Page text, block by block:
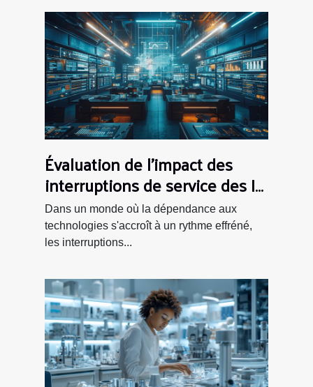
Évaluation de l'impact des
interruptions de service des IA
sur la productivité globale
Dans un monde où la dépendance aux
technologies s'accroît à un rythme effréné,
les interruptions...